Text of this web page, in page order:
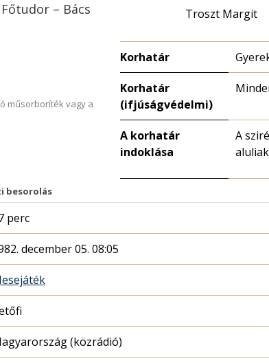
– Bács
műsorboríték vagy a
Troszt Margit
Korhatár
Korhatár
(ifjúságvédelmi)
A korhatár
indoklása
A
besorolás
perc
december 05. 08:05
(közrádió)